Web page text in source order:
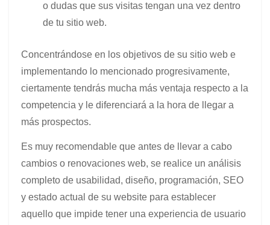
o dudas que sus visitas tengan una vez dentro
de tu sitio web.
Concentrándose en los objetivos de su sitio web e
implementando lo mencionado progresivamente,
ciertamente tendrás mucha más ventaja respecto a la
competencia y le diferenciará a la hora de llegar a
más prospectos.
Es muy recomendable que antes de llevar a cabo
cambios o renovaciones web, se realice un análisis
completo de usabilidad, diseño, programación, SEO
y estado actual de su website para establecer
aquello que impide tener una experiencia de usuario